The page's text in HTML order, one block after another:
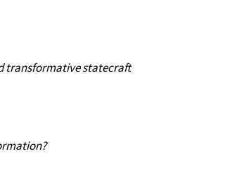
transformative statecraft